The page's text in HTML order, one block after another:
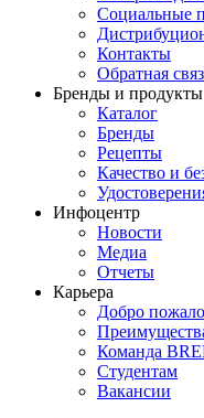
Социальные
Контакты
Обратная
Бренды и продукты
Каталог
Бренды
Рецепты
Качество и
Инфоцентр
Новости
Медиа
Отчеты
Карьера
Добро
Команда
Студентам
Вакансии